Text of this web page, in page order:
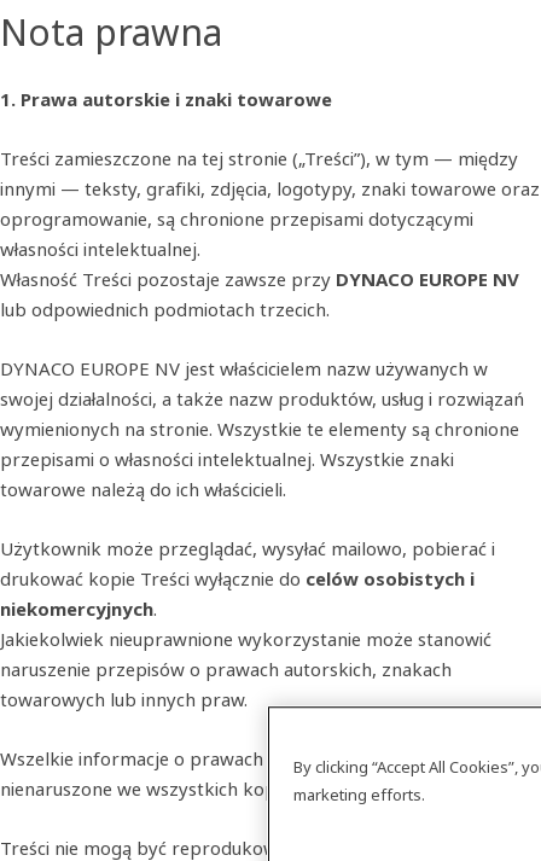
Nota prawna
1. Prawa autorskie i znaki towarowe
Treści zamieszczone na tej stronie („Treści”), w tym — między
innymi — teksty, grafiki, zdjęcia, logotypy, znaki towarowe oraz
oprogramowanie, są chronione przepisami dotyczącymi
własności intelektualnej.
Własność Treści pozostaje zawsze przy DYNACO EUROPE NV
lub odpowiednich podmiotach trzecich.
DYNACO EUROPE NV jest właścicielem nazw używanych w
swojej działalności, a także nazw produktów, usług i rozwiązań
wymienionych na stronie. Wszystkie te elementy są chronione
przepisami o własności intelektualnej. Wszystkie znaki
towarowe należą do ich właścicieli.
Użytkownik może przeglądać, wysyłać mailowo, pobierać i
drukować kopie Treści wyłącznie do celów osobistych i
niekomercyjnych.
Jakiekolwiek nieuprawnione wykorzystanie może stanowić
naruszenie przepisów o prawach autorskich, znakach
towarowych lub innych praw.
Wszelkie informacje o prawach autorskich muszą pozostać
nienaruszone we wszystkich kopiach Treści.
Treści nie mogą być reprodukowane, przechowywane,
By clicking “Accept All Cookies”,
marketing efforts.